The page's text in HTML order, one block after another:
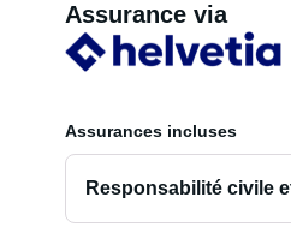
Assurance via
Assurances incluses
Responsabilité civile